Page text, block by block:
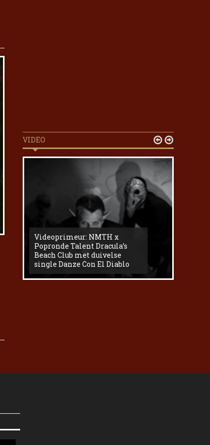
VIDEO
Videoprimeur: NMTH x
Popronde Talent Dracula’s
Beach Club met duivelse
single Danze Con El Diablo
 